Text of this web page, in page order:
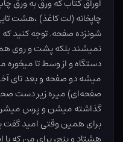
چاپخانه (لت کاغذ) ،هشت
شونزده صفحه. توجه کنید
نمیشند بلکه پشت و روی
دستگاه و از وسط تا میخوره
میشه دو صفحه و بعد تای
صفحه‌ای) میره زیر دست
گذاشته میشن و پرس
برای همین وقتی امید گفت
هشتاد و پنج، برای من که